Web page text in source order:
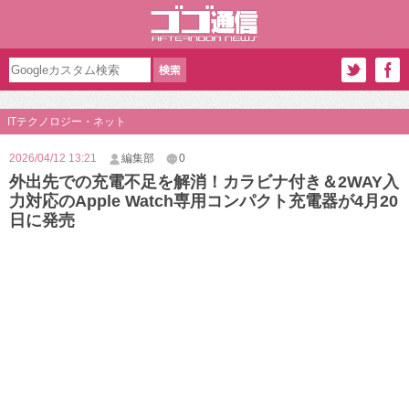
ITテクノロジー・ネット
2026/04/12 13:21 編集部 0
外出先での充電不足を解消！カラビナ付き＆2WAY入
力対応のApple Watch専用コンパクト充電器が4月20
日に発売